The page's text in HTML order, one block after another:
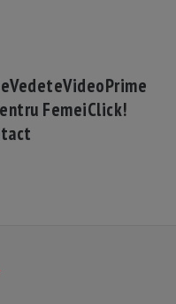
VedeteVideoPrime
FemeiClick!